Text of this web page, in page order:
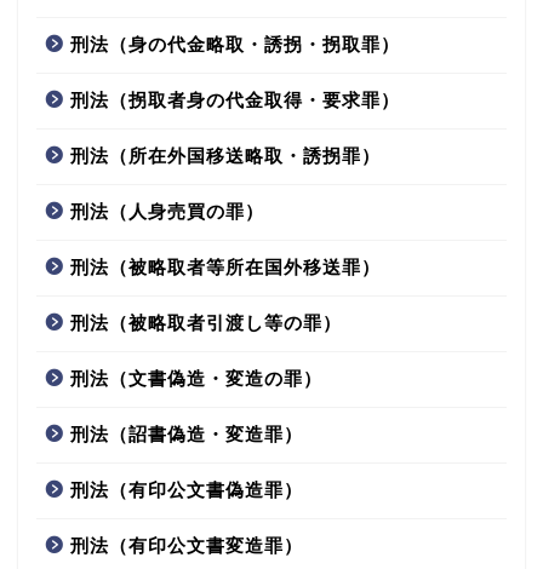
刑法（身の代金略取・誘拐・拐取罪）
刑法（拐取者身の代金取得・要求罪）
刑法（所在外国移送略取・誘拐罪）
刑法（人身売買の罪）
刑法（被略取者等所在国外移送罪）
刑法（被略取者引渡し等の罪）
刑法（文書偽造・変造の罪）
刑法（詔書偽造・変造罪）
刑法（有印公文書偽造罪）
刑法（有印公文書変造罪）